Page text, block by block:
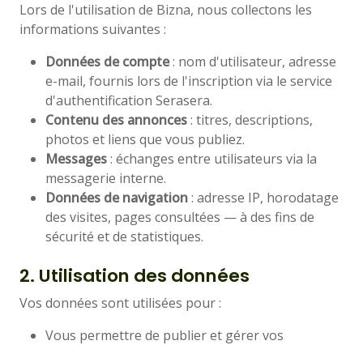
Lors de l'utilisation de Bizna, nous collectons les
informations suivantes :
Données de compte: nom d'utilisateur, adresse
e-mail, fournis lors de l'inscription via le service
d'authentification Serasera.
Contenu des annonces: titres, descriptions,
photos et liens que vous publiez.
Messages: échanges entre utilisateurs via la
messagerie interne.
Données de navigation: adresse IP, horodatage
des visites, pages consultées — à des fins de
sécurité et de statistiques.
2. Utilisation des données
Vos données sont utilisées pour :
Vous permettre de publier et gérer vos